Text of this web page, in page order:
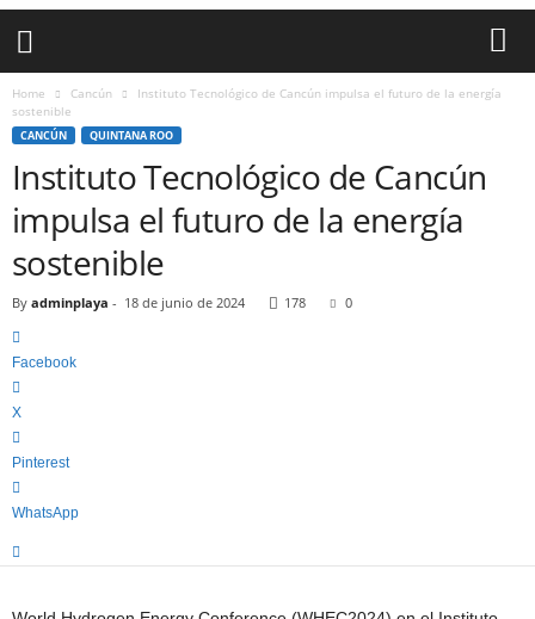
d
Home Cancún
Instituto Tecnológico de Cancún impulsa el futuro de la energía
sostenible
CANCÚN QUINTANA ROO
Instituto Tecnológico de Cancún
impulsa el futuro de la energía
sostenible
By adminplaya - 18 de junio de 2024 178 0
Facebook
X
Pinterest
WhatsApp